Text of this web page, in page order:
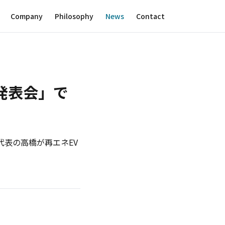
Company Philosophy News Contact
表会」で
表の高橋が再エネEV